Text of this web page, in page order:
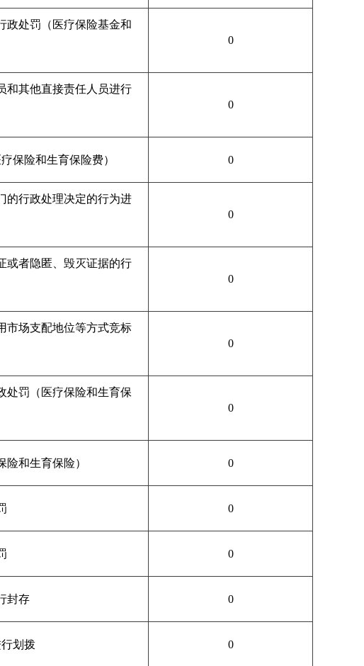
政处罚（医疗保险基金和
0
和其他直接责任人员进行
0
保险和生育保险费） 0
的行政处理决定的行为进
0
或者隐匿、毁灭证据的行
0
市场支配地位等方式竞标
0
处罚（医疗保险和生育保
0
和生育保险） 0
0
0
封存 0
划拨 0